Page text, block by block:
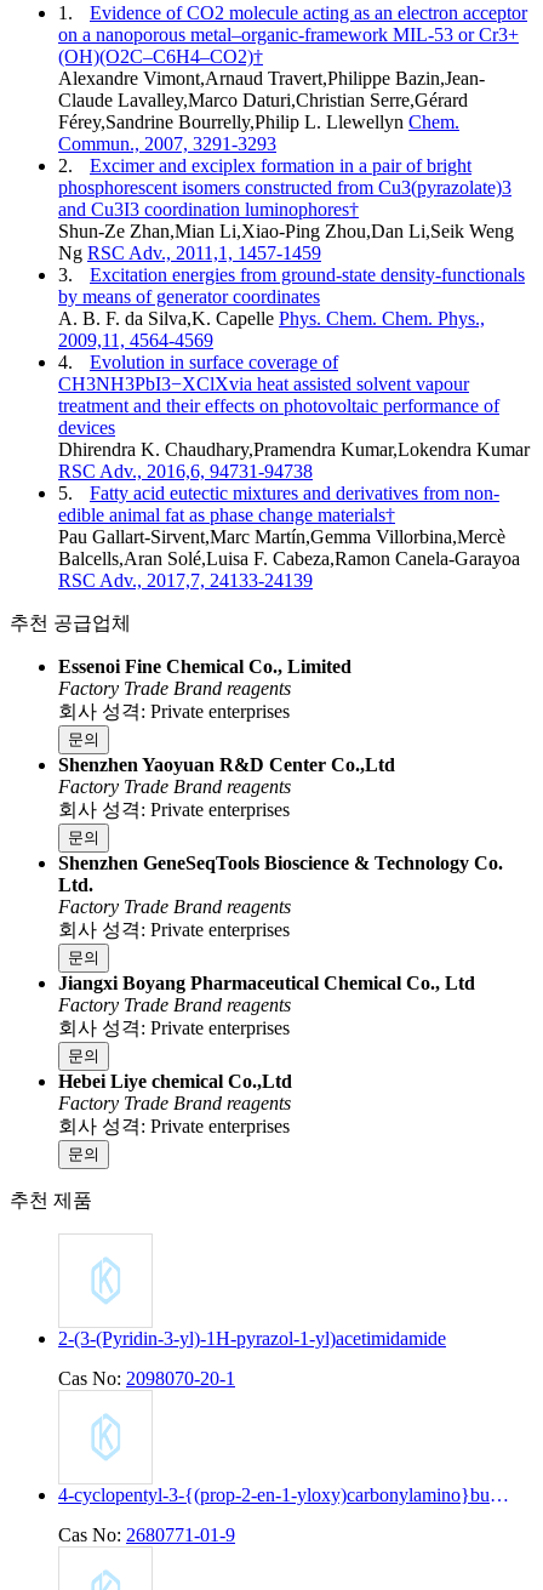
1.
Evidence of CO2 molecule acting as an electron acceptor
on a nanoporous metal–organic-framework MIL-53 or Cr3+
(OH)(O2C–C6H4–CO2)†
Alexandre Vimont,Arnaud Travert,Philippe Bazin,Jean-
Claude Lavalley,Marco Daturi,Christian Serre,Gérard
Férey,Sandrine Bourrelly,Philip L. Llewellyn Chem.
Commun., 2007, 3291-3293
2.
Excimer and exciplex formation in a pair of bright
phosphorescent isomers constructed from Cu3(pyrazolate)3
and Cu3I3 coordination luminophores†
Shun-Ze Zhan,Mian Li,Xiao-Ping Zhou,Dan Li,Seik Weng
Ng RSC Adv., 2011,1, 1457-1459
3.
Excitation energies from ground-state density-functionals
by means of generator coordinates
A. B. F. da Silva,K. Capelle Phys. Chem. Chem. Phys.,
2009,11, 4564-4569
4.
Evolution in surface coverage of
CH3NH3PbI3−XClXvia heat assisted solvent vapour
treatment and their effects on photovoltaic performance of
devices
Dhirendra K. Chaudhary,Pramendra Kumar,Lokendra Kumar
RSC Adv., 2016,6, 94731-94738
5.
Fatty acid eutectic mixtures and derivatives from non-
edible animal fat as phase change materials†
Pau Gallart-Sirvent,Marc Martín,Gemma Villorbina,Mercè
Balcells,Aran Solé,Luisa F. Cabeza,Ramon Canela-Garayoa
RSC Adv., 2017,7, 24133-24139
추천 공급업체
Essenoi Fine Chemical Co., Limited
Factory Trade Brand reagents
회사 성격: Private enterprises
문의
Shenzhen Yaoyuan R&D Center Co.,Ltd
Factory Trade Brand reagents
회사 성격: Private enterprises
문의
Shenzhen GeneSeqTools Bioscience & Technology Co.
Ltd.
Factory Trade Brand reagents
회사 성격: Private enterprises
문의
Jiangxi Boyang Pharmaceutical Chemical Co., Ltd
Factory Trade Brand reagents
회사 성격: Private enterprises
문의
Hebei Liye chemical Co.,Ltd
Factory Trade Brand reagents
회사 성격: Private enterprises
문의
추천 제품
2-(3-(Pyridin-3-yl)-1H-pyrazol-1-yl)acetimidamide
Cas No: 2098070-20-1
4-cyclopentyl-3-{(prop-2-en-1-yloxy)carbonylamino}butanoic acid
Cas No: 2680771-01-9